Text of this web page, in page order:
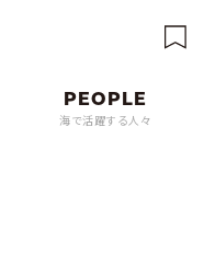
海で活躍する人々